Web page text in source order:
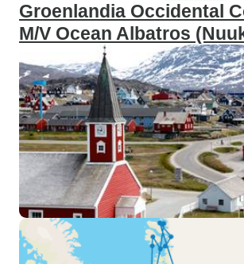
Groenlandia Occidental
M/V Ocean Albatros